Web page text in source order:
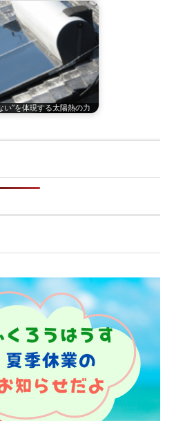
い”を体現する太陽熱の力